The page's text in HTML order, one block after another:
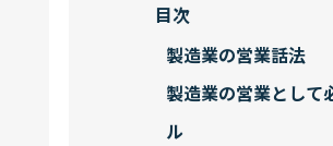
目次
製造業の営業話法
製造業の営業として
ル